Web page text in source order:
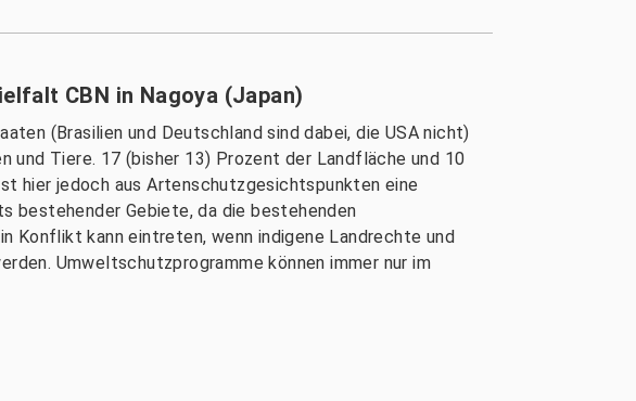
CBN in Nagoya (Japan)
(Brasilien und Deutschland sind dabei, die USA nicht)
und Tiere. 17 (bisher 13) Prozent der Landfläche und 10
hier jedoch aus Artenschutzgesichtspunkten eine
bestehender Gebiete, da die bestehenden
Konflikt kann eintreten, wenn indigene Landrechte und
Umweltschutzprogramme können immer nur im